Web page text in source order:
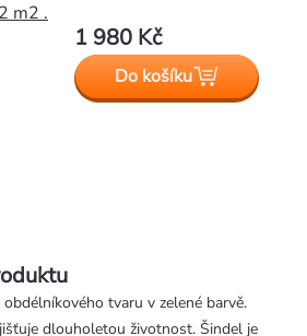
m2 .
1 980 Kč
Do košíku
tvaru v zelené barvě.
dlouholetou životnost. Šindel je